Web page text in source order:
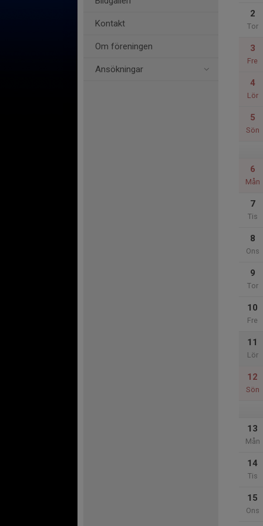
Kontakt
Om föreningen
Ansökningar
2
Tor
3
Fre
4
Lör
5
Sön
6
Mån
7
Tis
8
Ons
9
Tor
10
Fre
11
Lör
12
Sön
13
Mån
14
Tis
15
Ons